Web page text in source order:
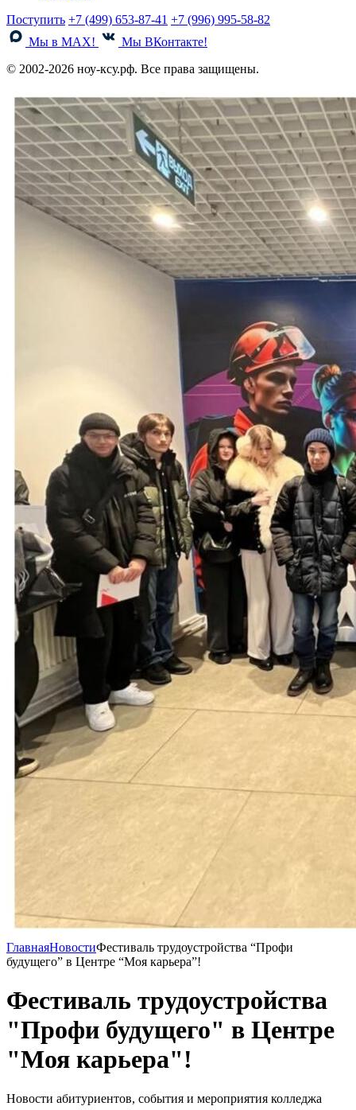
Поступить +7 (499) 653-87-41 +7 (996) 995-58-82
Мы в MAX!
Мы ВКонтакте!
© 2002-2026 ноу-ксу.рф. Все права защищены.
ГлавнаяНовостиФестиваль трудоустройства “Профи
будущего” в Центре “Моя карьера”!
Фестиваль трудоустройства
"Профи будущего" в Центре
"Моя карьера"!
Новости абитуриентов, события и мероприятия колледжа